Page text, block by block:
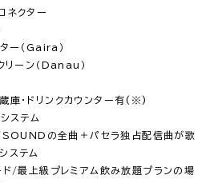
ネクター
ー（Gaira）
リーン（Danau）
庫・ドリンクカウンター有(※)
ステム
の全曲＋パセラ独占配信曲が歌
ステム
/最上級プレミアム飲み放題プランの場